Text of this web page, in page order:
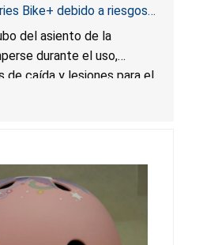
Bike+ debido a riesgos
del asiento de la
durante el uso,
de caída y lesiones para el